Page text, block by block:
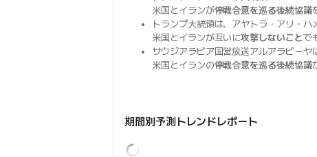
米国とイランが停戦合意を巡る後続協議
トランプ大統領は、アヤトラ・アリ・ハ
米国とイランが互いに攻撃しないことで
サウジアラビア国営放送アルアラビーヤ
米国とイランの停戦合意を巡る後続協議
期間別予測トレンドレポート